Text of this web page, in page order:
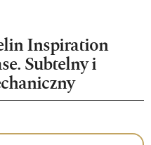
Inspiration
Subtelny i